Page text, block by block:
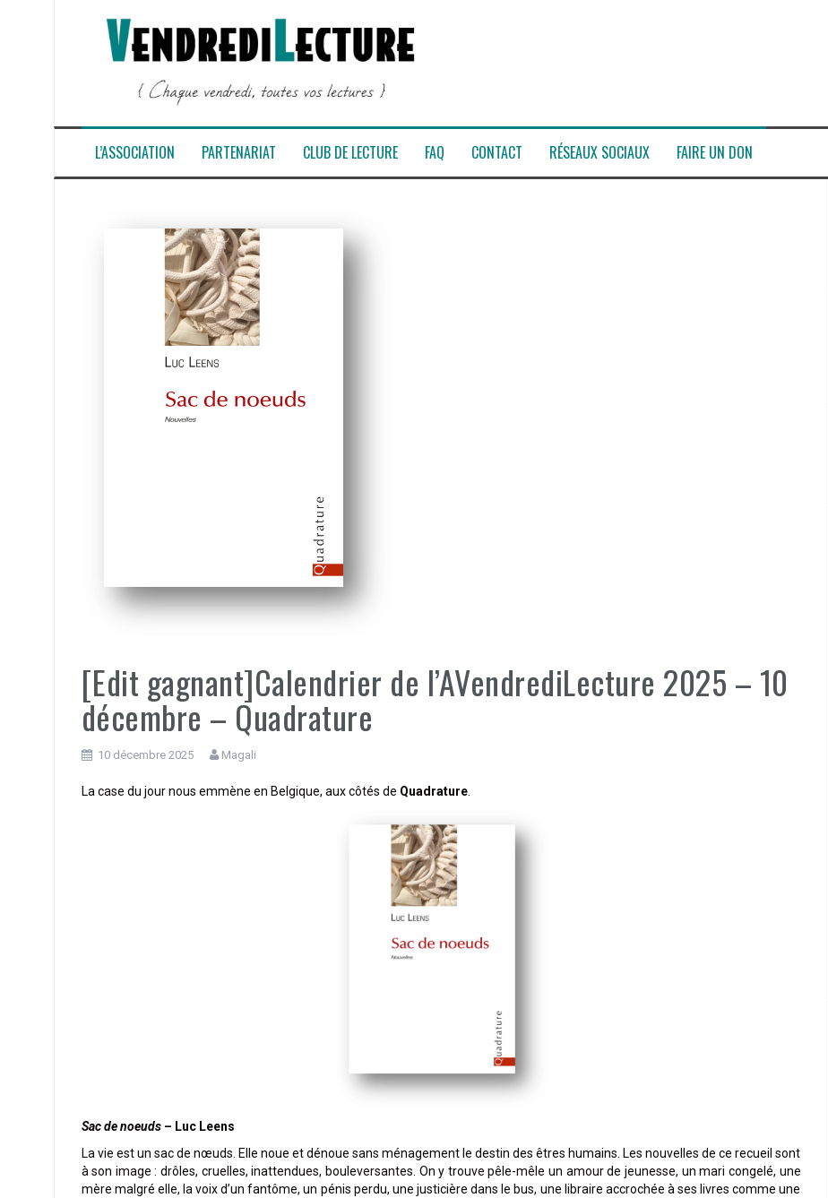
L’ASSOCIATION PARTENARIAT CLUB DE LECTURE FAQ CONTACT RÉSEAUX SOCIAUX FAIRE UN DON
[Edit gagnant]Calendrier de l’AVendrediLecture 2025 – 10
décembre – Quadrature
10 décembre 2025 Magali
La case du jour nous emmène en Belgique, aux côtés de Quadrature.
Sac de noeuds– Luc Leens
La vie est un sac de nœuds. Elle noue et dénoue sans ménagement le destin des êtres humains. Les nouvelles de ce recueil sont
à son image : drôles, cruelles, inattendues, bouleversantes. On y trouve pêle-mêle un amour de jeunesse, un mari congelé, une
mère malgré elle, la voix d’un fantôme, un pénis perdu, une justicière dans le bus, une libraire accrochée à ses livres comme une